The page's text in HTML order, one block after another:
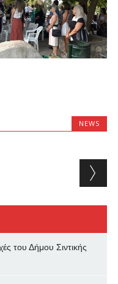
NEWS
του Δήμου Σιντικής